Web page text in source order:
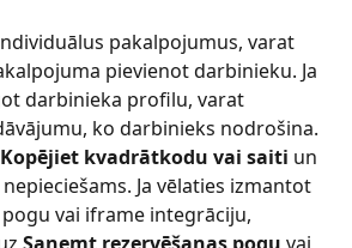
pakalpojumus, varat
pievienot darbinieku. Ja
darbinieka profilu, varat
ko darbinieks nodrošina.
Kopējiet kvadrātkodu vai saiti un
Ja vēlaties izmantot
vai iframe integrāciju,